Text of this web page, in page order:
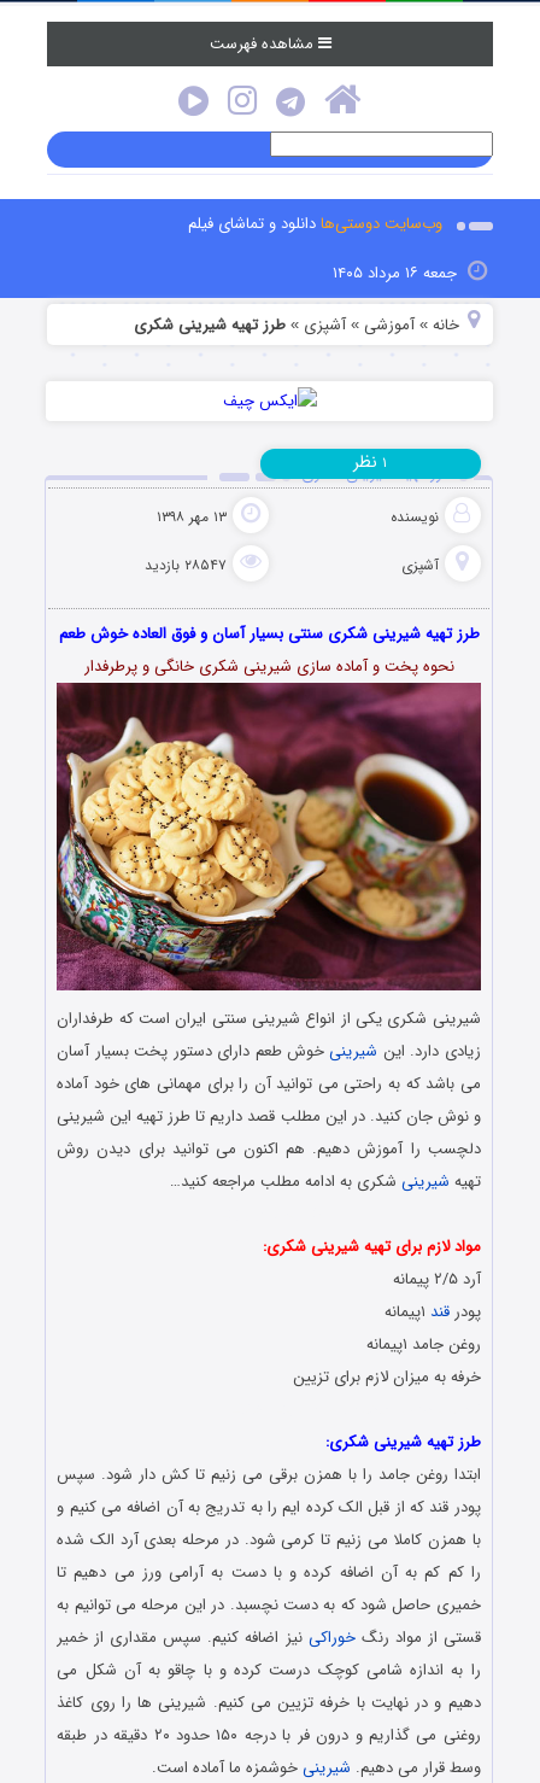
مشاهده فهرست
وب‌سایت دوستی‌هادانلود و تماشای فیلم
جمعه ۱۶ مرداد ۱۴۰۵
خانه »آموزشی »آشپزی »طرز تهیه شیرینی شکری
طرز تهیه شیرینی شکری
نویسنده ۱۳ مهر ۱۳۹۸
آشپزی ۲۸۵۴۷ بازدید
۱ نظر
طرز تهیه شیرینی شکری سنتی بسیار آسان و فوق العاده خوش طعم
نحوه پخت و آماده سازی شیرینی شکری خانگی و پرطرفدار
شیرینی شکری یکی از انواع شیرینی سنتی ایران است که طرفداران
زیادی دارد. این شیرینیخوش طعم دارای دستور پخت بسیار آسان
می باشد که به راحتی می توانید آن را برای مهمانی های خود آماده
و نوش جان کنید. در این مطلب قصد داریم تا طرز تهیه این شیرینی
دلچسب را آموزش دهیم. هم اکنون می توانید برای دیدن روش
تهیه شیرینی شکری به ادامه مطلب مراجعه کنید…
مواد لازم برای تهیه شیرینی شکری:
آرد ٢/۵ پیمانه
پودرقند
روغن جامد ١پیمانه
خرفه به میزان لازم برای تزیین
طرز تهیه شیرینی شکری:
ابتدا روغن جامد را با همزن برقی می زنیم تا کش دار شود. سپس
پودر قند که از قبل الک کرده ایم را به تدریج به آن اضافه می کنیم و
با همزن کاملا می زنیم تا کرمی شود. در مرحله بعدی آرد الک شده
را کم کم به آن اضافه کرده و با دست به آرامی ورز می دهیم تا
خمیری حاصل شود که به دست نچسبد. در این مرحله می توانیم به
قستی از مواد رنگخوراکی نیز اضافه کنیم. سپس مقداری از خمیر
را به اندازه شامی کوچک درست کرده و با چاقو به آن شکل می
دهیم و در نهایت با خرفه تزیین می کنیم. شیرینی ها را روی کاغذ
روغنی می گذاریم و درون فر با درجه ١۵٠ حدود ٢٠ دقیقه در طبقه
وسط قرار می دهیم. شیرینیخوشمزه ما آماده است.